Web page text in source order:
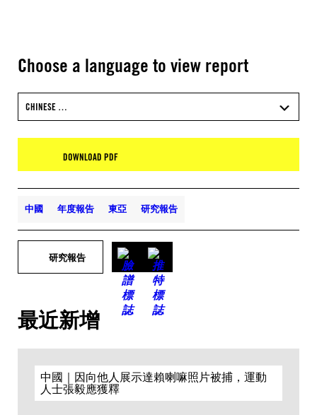
Choose a language to view report
CHINESE …
DOWNLOAD PDF
中國 年度報告 東亞 研究報告
研究報告
最近新增
中國｜因向他人展示達賴喇嘛照片被捕，運動
人士張毅應獲釋